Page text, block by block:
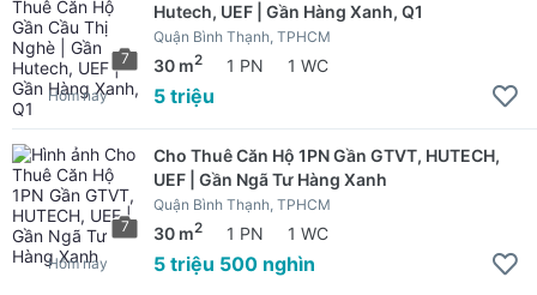
7
Hutech, UEF | Gần Hàng Xanh, Q1
Quận Bình Thạnh, TPHCM
30 m2 1 PN 1 WC
5 triệu
Hôm nay
7
Cho Thuê Căn Hộ 1PN Gần GTVT, HUTECH,
UEF | Gần Ngã Tư Hàng Xanh
Quận Bình Thạnh, TPHCM
30 m2 1 PN 1 WC
5 triệu 500 nghìn
Hôm nay